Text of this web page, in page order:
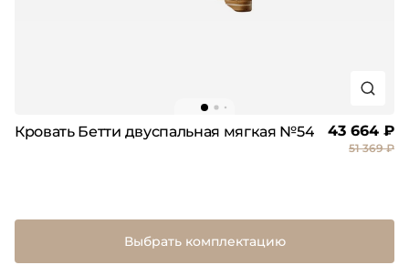
Кровать Бетти двуспальная мягкая №54 43 664 ₽
51 369 ₽
Выбрать комплектацию